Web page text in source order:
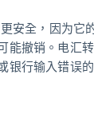
安全，因为它
能撤销。电汇
银行输入错误